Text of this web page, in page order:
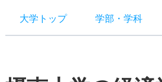
大学トップ 学部 ・ 学科